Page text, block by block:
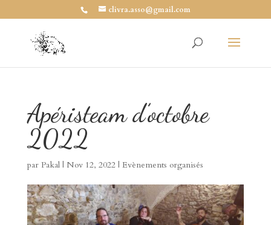
clivra.asso@gmail.com
Apéristeam d’octobre
2022
par Pakal| Nov 12, 2022| Evènements organisés